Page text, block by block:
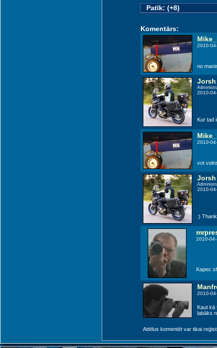
Patīk: (+8)
Komentārs:
2010-
no
Jorsh
2010-
Kur tad
2010-
vot
Jorsh
2010-
:)
2010-
Kapec
2010-
Kaut kā
labāks
Attēlus komentēt var tikai